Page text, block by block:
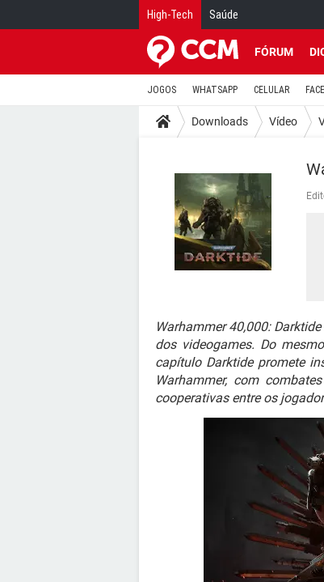
High-Tech Saúde
FÓRUM
JOGOS WHATSAPP CELULAR
Downloads Vídeo
Warhammer 40,000:
dos videogames. Do
capítulo Darktide promete
Warhammer, com
cooperativas entre os